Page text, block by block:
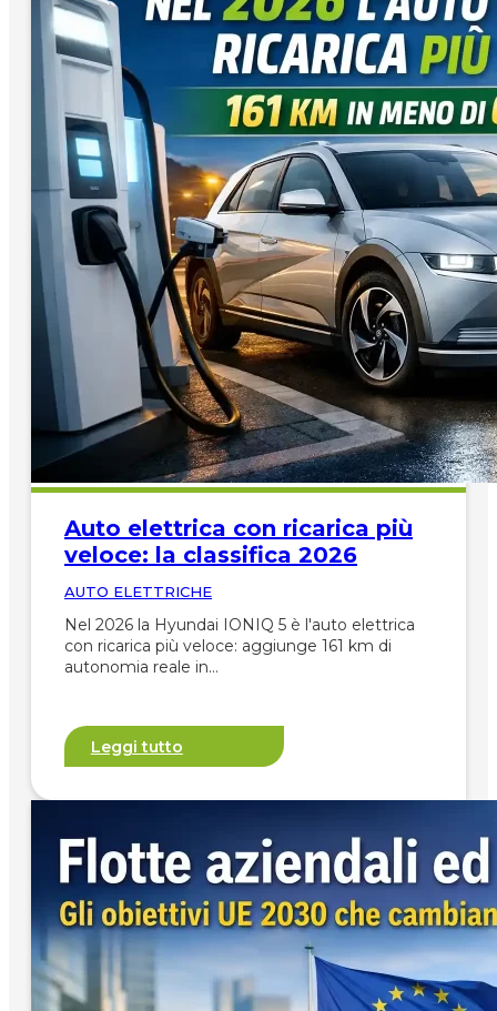
Auto elettrica con ricarica più
veloce: la classifica 2026
AUTO ELETTRICHE
Nel 2026 la Hyundai IONIQ 5 è l'auto elettrica
con ricarica più veloce: aggiunge 161 km di
autonomia reale in…
Leggi tutto